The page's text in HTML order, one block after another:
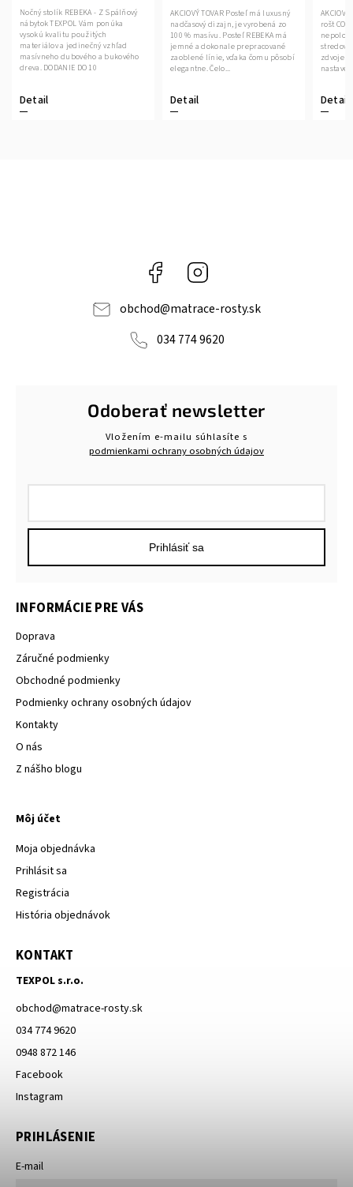
Detail
Nočný stolík REBEKA - Z Spálňový
nábytok TEXPOL Vám ponúka
vysokú kvalitu použitých
materiálov a jedinečný vzhľad
masívneho dubového a bukového
dreva. DODANIE DO 10
Detail
AKCIOVÝ TOVAR Posteľ má luxusný
nadčasový dizajn, je vyrobená zo
100 % masívu. Posteľ REBEKA má
jemné a dokonale prepracované
zaoblené línie, vďaka čomu pôsobí
elegantne. Čelo...
Detail
AKCIOVÝ TOVAR
rošt
Facebook
obchod@matrace-rosty.sk
034 774 9620
Odoberať newsletter
Vložením e-mailu súhlasíte s
podmienkami ochrany osobných údajov
Prihlásiť sa
INFORMÁCIE PRE VÁS
Doprava
Záručné podmienky
Obchodné podmienky
Podmienky ochrany osobných údajov
Kontakty
O nás
Z nášho blogu
Môj účet
Moja objednávka
Prihlásit sa
Registrácia
História objednávok
KONTAKT
TEXPOL s.r.o.
obchod@matrace-rosty.sk
034 774 9620
0948 872 146
Facebook
Instagram
PRIHLÁSENIE
E-mail